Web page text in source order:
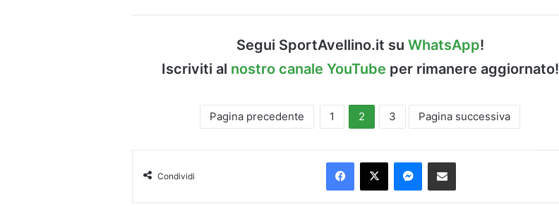
Segui SportAvellino.it su WhatsApp!
Iscriviti al nostro canale YouTube per rimanere aggiornato!
Pagina precedente 1 2 3 Pagina successiva
Condividi
Facebook
X Messenger
Condividi via Email